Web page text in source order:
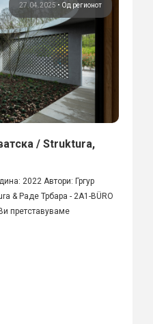
27.04.2025 • Од регионот
/ Struktura,
2022 Автори: Гргур
& Раде Трбара - 2A1-BÜRO
претставуваме